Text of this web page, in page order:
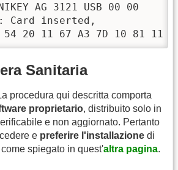
AG 3121 USB 00 00
Card inserted,
54 20 11 67 A3 7D 10 81 11
Sanitaria
procedura qui descritta comporta
proprietario, distribuito solo in
e non aggiornato. Pertanto
e preferire l'installazione di
spiegato in quest'altra pagina.